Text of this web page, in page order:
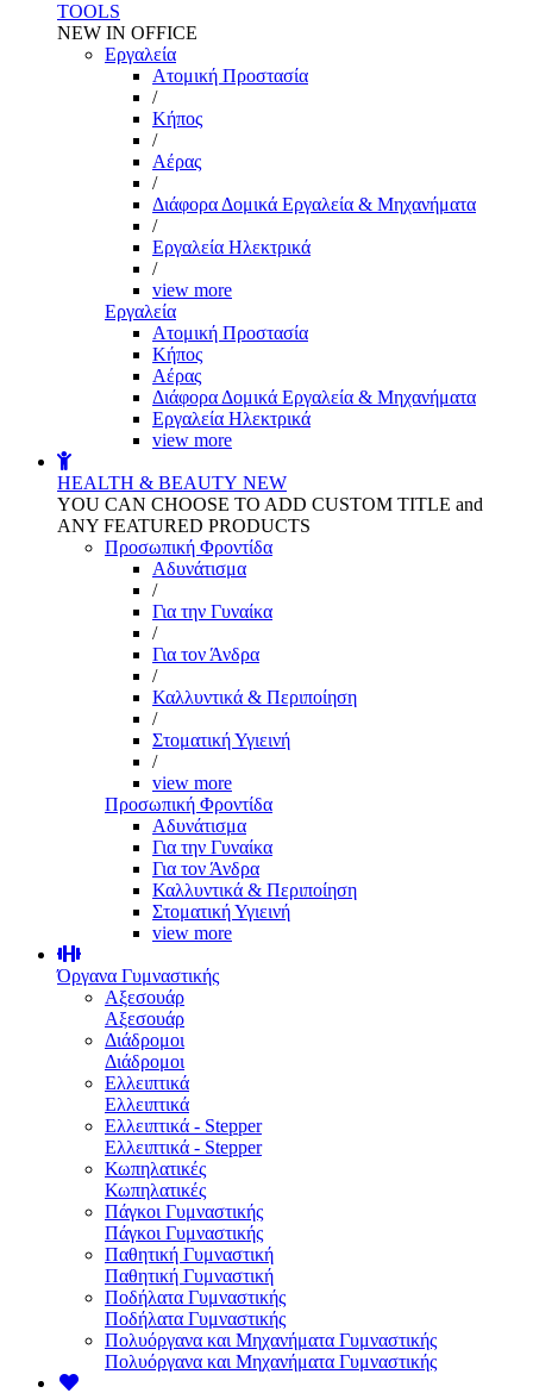
TOOLS
NEW IN OFFICE
Εργαλεία
Aτομική Προστασία
/
Kήπος
/
Αέρας
/
Διάφορα Δομικά Εργαλεία & Μηχανήματα
/
Εργαλεία Ηλεκτρικά
/
view more
Εργαλεία
Aτομική Προστασία
Kήπος
Αέρας
Διάφορα Δομικά Εργαλεία & Μηχανήματα
Εργαλεία Ηλεκτρικά
view more
HEALTH & BEAUTY NEW
YOU CAN CHOOSE TO ADD CUSTOM TITLE and
ANY FEATURED PRODUCTS
Προσωπική Φροντίδα
Αδυνάτισμα
/
Για την Γυναίκα
/
Για τον Άνδρα
/
Καλλυντικά & Περιποίηση
/
Στοματική Υγιεινή
/
view more
Προσωπική Φροντίδα
Αδυνάτισμα
Για την Γυναίκα
Για τον Άνδρα
Καλλυντικά & Περιποίηση
Στοματική Υγιεινή
view more
Όργανα Γυμναστικής
Αξεσουάρ
Αξεσουάρ
Διάδρομοι
Διάδρομοι
Ελλειπτικά
Ελλειπτικά
Ελλειπτικά - Stepper
Ελλειπτικά - Stepper
Κωπηλατικές
Κωπηλατικές
Πάγκοι Γυμναστικής
Πάγκοι Γυμναστικής
Παθητική Γυμναστική
Παθητική Γυμναστική
Ποδήλατα Γυμναστικής
Ποδήλατα Γυμναστικής
Πολυόργανα και Μηχανήματα Γυμναστικής
Πολυόργανα και Μηχανήματα Γυμναστικής